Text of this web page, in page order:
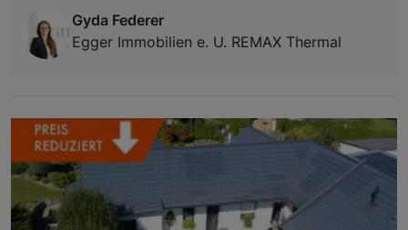
Gyda Federer
Egger Immobilien e. U. REMAX Thermal